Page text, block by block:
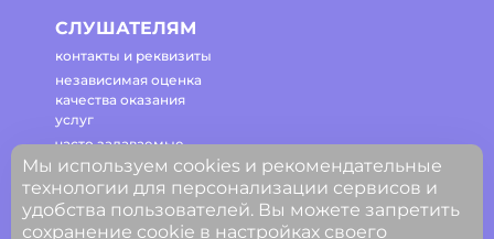
СЛУШАТЕЛЯМ
контакты и реквизиты
независимая оценка
качества оказания
услуг
часто задаваемые
вопросы
регламент работы
сайта
Мы используем cookies и рекомендательные
технологии для персонализации сервисов и
удобства пользователей. Вы можете запретить
сохранение cookie в настройках своего